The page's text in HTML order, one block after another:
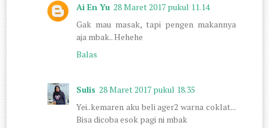
Ai En Yu 28 Maret 2017 pukul 11.14
Gak mau masak, tapi pengen makannya
aja mbak.. Hehehe
Balas
Sulis 28 Maret 2017 pukul 18.35
Yei..kemaren aku beli ager2 warna coklat...
Bisa dicoba esok pagi ni mbak